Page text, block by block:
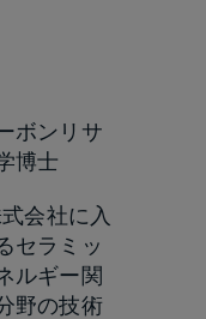
ボンリサ
博士
会社に入
セラミッ
ルギー関
野の技術